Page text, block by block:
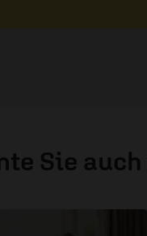
Sie auch